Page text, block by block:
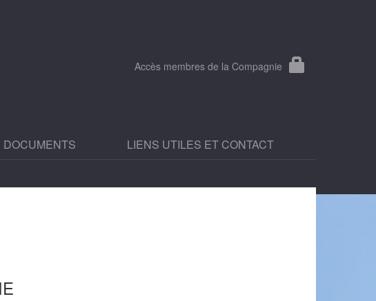
Accès membres de la Compagnie
DOCUMENTS LIENS UTILES ET CONTACT